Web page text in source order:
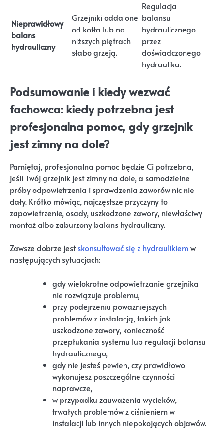
Nieprawidłowy
balans
hydrauliczny
Grzejniki oddalone
od kotła lub na
niższych piętrach
słabo grzeją.
Regulacja
balansu
hydraulicznego
przez
doświadczonego
hydraulika.
Podsumowanie i kiedy wezwać
fachowca: kiedy potrzebna jest
profesjonalna pomoc, gdy grzejnik
jest zimny na dole?
Pamiętaj, profesjonalna pomoc będzie Ci potrzebna,
jeśli Twój grzejnik jest zimny na dole, a samodzielne
próby odpowietrzenia i sprawdzenia zaworów nic nie
dały. Krótko mówiąc, najczęstsze przyczyny to
zapowietrzenie, osady, uszkodzone zawory, niewłaściwy
montaż albo zaburzony balans hydrauliczny.
Zawsze dobrze jestskonsultować się z hydraulikiemw
następujących sytuacjach:
gdy wielokrotne odpowietrzanie grzejnika
nie rozwiązuje problemu,
przy podejrzeniu poważniejszych
problemów z instalacją, takich jak
uszkodzone zawory, konieczność
przepłukania systemu lub regulacji balansu
hydraulicznego,
gdy nie jesteś pewien, czy prawidłowo
wykonujesz poszczególne czynności
naprawcze,
w przypadku zauważenia wycieków,
trwałych problemów z ciśnieniem w
instalacji lub innych niepokojących objawów.